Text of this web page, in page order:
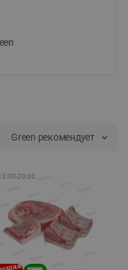
Green рекомендует
-20:00